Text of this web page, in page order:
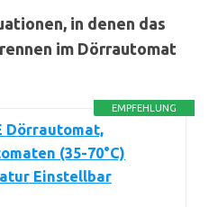
in denen das
im Dörrautomat
EMPFEHLUNG
Dörrautomat,
(35-70°C)
Einstellbar